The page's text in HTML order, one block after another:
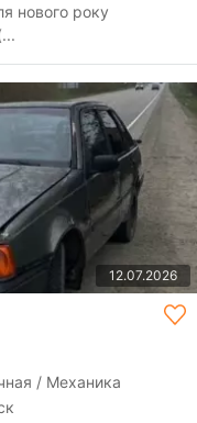
нового року
12.07.2026
/ Механика